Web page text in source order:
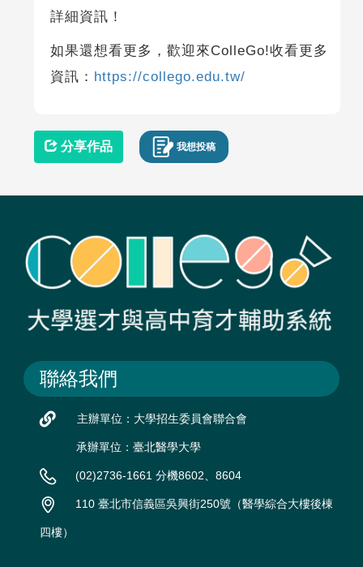
詳細資訊！
如果還想看更多，歡迎來ColleGo!收看更多
資訊： https://collego.edu.tw/
分享作品 我想投稿
聯絡我們
主辦單位：大學招生委員會聯合會
承辦單位：臺北醫學大學
(02)2736-1661 分機8602、8604
110 臺北市信義區吳興街250號（醫學綜合大樓後棟
四樓）